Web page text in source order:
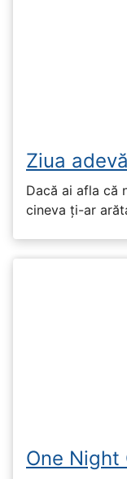
Ziua
Dacă ai afla că
cineva ți-ar
One Night